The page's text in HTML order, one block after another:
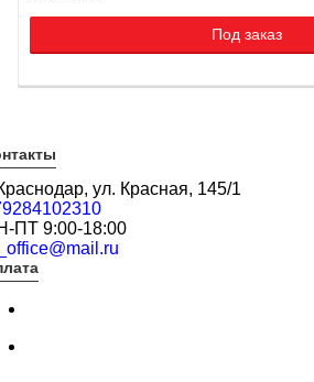
Под заказ
ул. Красная, 145/1
ПТ 9:00-18:00